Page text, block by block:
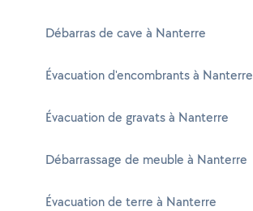
Débarras de cave à Nanterre
Évacuation d'encombrants à Nanterre
Évacuation de gravats à Nanterre
Débarrassage de meuble à Nanterre
Évacuation de terre à Nanterre